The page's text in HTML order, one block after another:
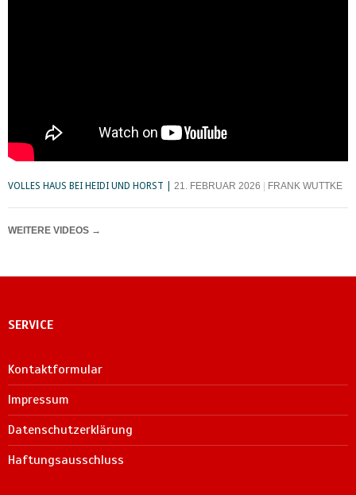
VOLLES HAUS BEI HEIDI UND HORST 21. FEBRUAR 2026 FRANK WUTTKE
WEITERE VIDEOS →
SERVICE
Kontaktformular
Impressum
Datenschutzerklärung
Haftungsausschluss